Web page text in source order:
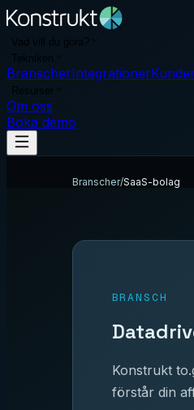
Vad vill du göra?
Tekniken
BranscherIntegrationer
Resurser
Om oss
Boka demo
Branscher/SaaS-bolag
BRANSCH
Konstrukt
förstår din